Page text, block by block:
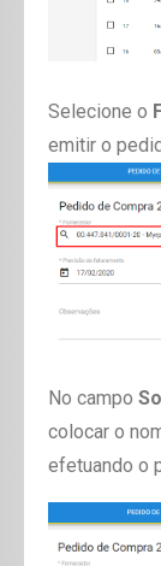
Selecione o
emitir o
No campo
colocar o
efetuando o